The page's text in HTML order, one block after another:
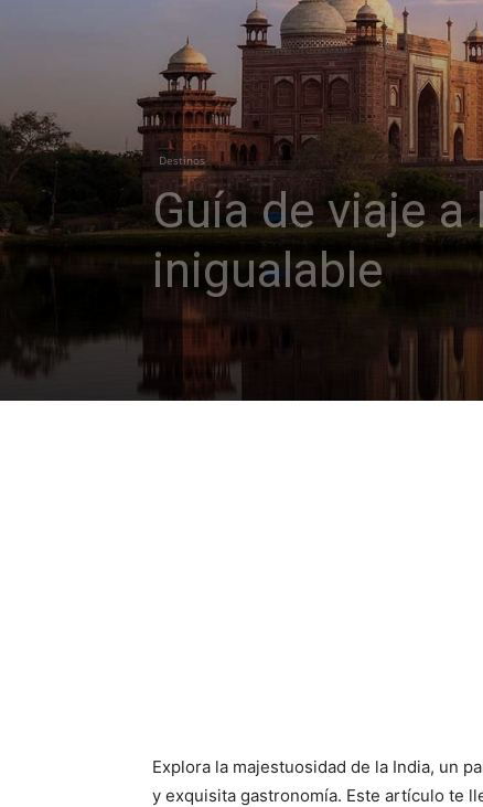
Destinos
Guía de viaje
inigualable
Explora la majestuosidad de la India, un
y exquisita gastronomía. Este artículo te